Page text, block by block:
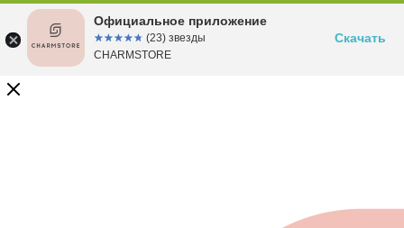
Официальное приложение
☆☆☆☆☆
★★★★★ (23) звезды
CHARMSTORE
Скачать